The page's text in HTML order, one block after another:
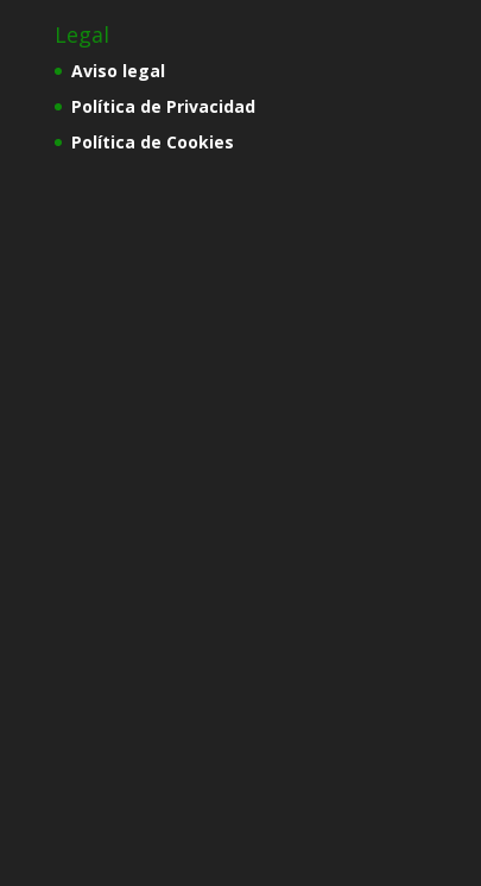
Legal
Aviso legal
Política de Privacidad
Política de Cookies